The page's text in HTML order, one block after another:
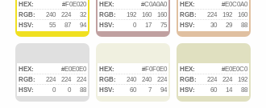
HEX:
#F0E020
RGB:
240 224
32
HSV:
55 87 94
HEX:
#C0A0A0
RGB:
192 160
160
HSV:
0 17 75
HEX:
#E0C0A0
RGB:
224 192
160
HSV:
30 29 88
HEX:
#E0E0E0
RGB:
224 224
224
HSV:
0 0 88
HEX:
#F0F0E0
RGB:
240 240
224
HSV:
60 7 94
HEX:
#E0E0C0
RGB:
224 224
192
HSV:
60 14 88